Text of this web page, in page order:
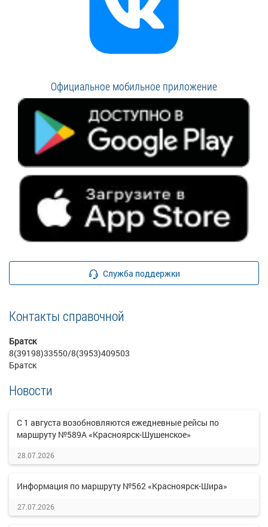
Официальное мобильное приложение
Служба поддержки
Контакты справочной
Братск
8(39198)33550/8(3953)409503
Братск
Новости
С 1 августа возобновляются ежедневные рейсы по
маршруту №589А «Красноярск-Шушенское»
28.07.2026
Информация по маршруту №562 «Красноярск-Шира»
27.07.2026